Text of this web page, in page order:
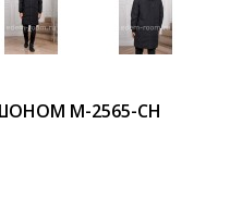
M-2565-CH